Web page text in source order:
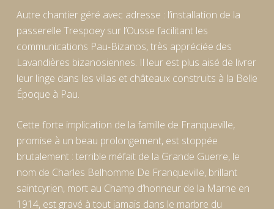
Autre chantier géré avec adresse : l’installation de la
passerelle Trespoey sur l’Ousse facilitant les
communications Pau-Bizanos, très appréciée des
Lavandières bizanosiennes. Il leur est plus aisé de livrer
leur linge dans les villas et châteaux construits à la Belle
Époque à Pau.
Cette forte implication de la famille de Franqueville,
promise à un beau prolongement, est stoppée
brutalement : terrible méfait de la Grande Guerre, le
nom de Charles Belhomme De Franqueville, brillant
saintcyrien, mort au Champ d’honneur de la Marne en
1914, est gravé à tout jamais dans le marbre du